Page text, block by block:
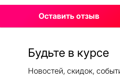
Оставить отзыв
Будьте в курсе
Новостей, скидок,